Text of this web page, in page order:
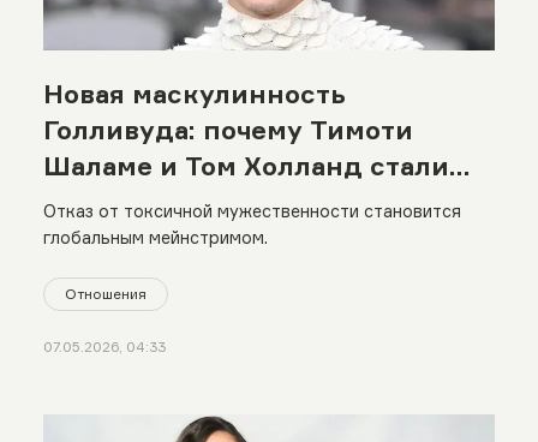
Новая маскулинность
Голливуда: почему Тимоти
Шаламе и Том Холланд стали
символами поколения
Отказ от токсичной мужественности становится
глобальным мейнстримом.
Отношения
07.05.2026, 04:33